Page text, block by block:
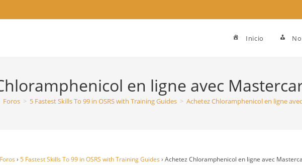
Inicio
en ligne avec
Foros > 5 Fastest Skills To 99 in OSRS with Training Guides > Achetez Chloramphenicol en ligne
Foros › 5 Fastest Skills To 99 in OSRS with Training Guides › Achetez Chloramphenicol en ligne avec